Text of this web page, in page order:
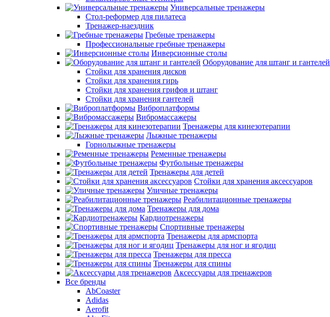
Универсальные тренажеры
Стол-реформер для пилатеса
Тренажер-наездник
Гребные тренажеры
Профессиональные гребные тренажеры
Инверсионные столы
Оборудование для штанг и гантелей
Стойки для хранения дисков
Стойки для хранения гирь
Стойки для хранения грифов и штанг
Стойки для хранения гантелей
Виброплатформы
Вибромассажеры
Тренажеры для кинезотерапии
Лыжные тренажеры
Горнолыжные тренажеры
Ременные тренажеры
Футбольные тренажеры
Тренажеры для детей
Стойки для хранения аксессуаров
Уличные тренажеры
Реабилитационные тренажеры
Тренажеры для дома
Кардиотренажеры
Спортивные тренажеры
Тренажеры для армспорта
Тренажеры для ног и ягодиц
Тренажеры для пресса
Тренажеры для спины
Аксессуары для тренажеров
Все бренды
AbCoaster
Adidas
Aerofit